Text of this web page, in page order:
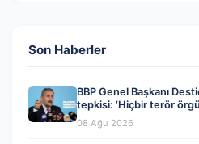
Son Haberler
BBP Genel Başkanı
tepkisi: ‘Hiçbir terör
affedilmesi kabul
08 Ağu 2026